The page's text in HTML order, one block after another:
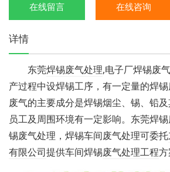
在线留言 在线咨询
详情
东莞焊锡废气处理,电子厂焊锡废
产过程中设焊锡工序，有一定量的焊
废气的主要成分是焊锡烟尘、锡、铅
员工及周围环境有一定影响。东莞焊
锡废气处理，焊锡车间废气处理可委托
有限公司提供车间焊锡废气处理工程方